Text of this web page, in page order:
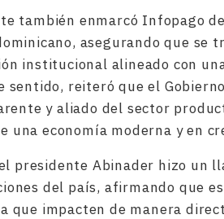
también enmarcó Infopago
asegurando que se
institucional alineado con
sentido, reiteró que el
y aliado del sector
una economía moderna y en
presidente Abinader hizo un
del país, afirmando que
que impacten de manera